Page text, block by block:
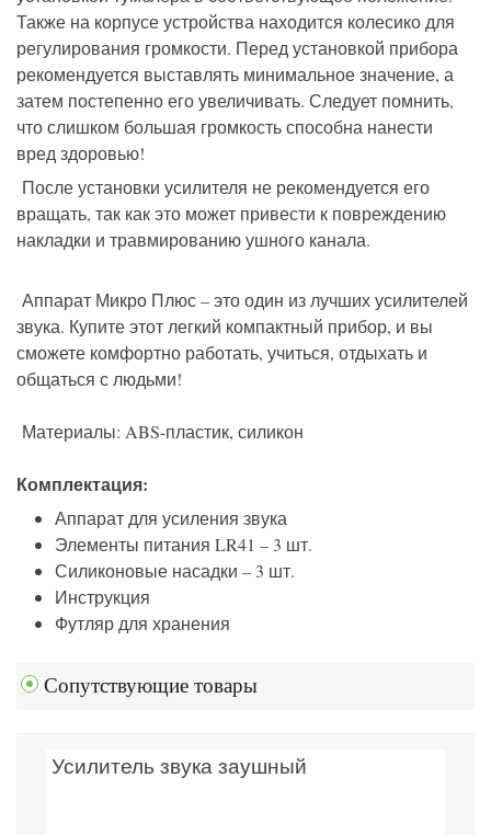
Также на корпусе устройства находится колесико для
регулирования громкости. Перед установкой прибора
рекомендуется выставлять минимальное значение, а
затем постепенно его увеличивать. Следует помнить,
что слишком большая громкость способна нанести
вред здоровью!
После установки усилителя не рекомендуется его
вращать, так как это может привести к повреждению
накладки и травмированию ушного канала.
Аппарат Микро Плюс – это один из лучших усилителей
звука. Купите этот легкий компактный прибор, и вы
сможете комфортно работать, учиться, отдыхать и
общаться с людьми!
Материалы: ABS-пластик, силикон
Комплектация:
Аппарат для усиления звука
Элементы питания LR41 – 3 шт.
Силиконовые насадки – 3 шт.
Инструкция
Футляр для хранения
Сопутствующие товары
Усилитель звука заушный